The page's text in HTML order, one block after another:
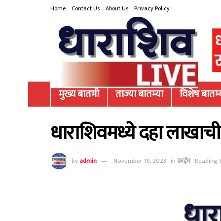
Home Contact Us About Us Privacy Policy
मुख्य बातमी ताज्या बातम्या विशेष
धाराशिवमध्ये दहा
byadmin November 19, 2023 inक्राईम Reading